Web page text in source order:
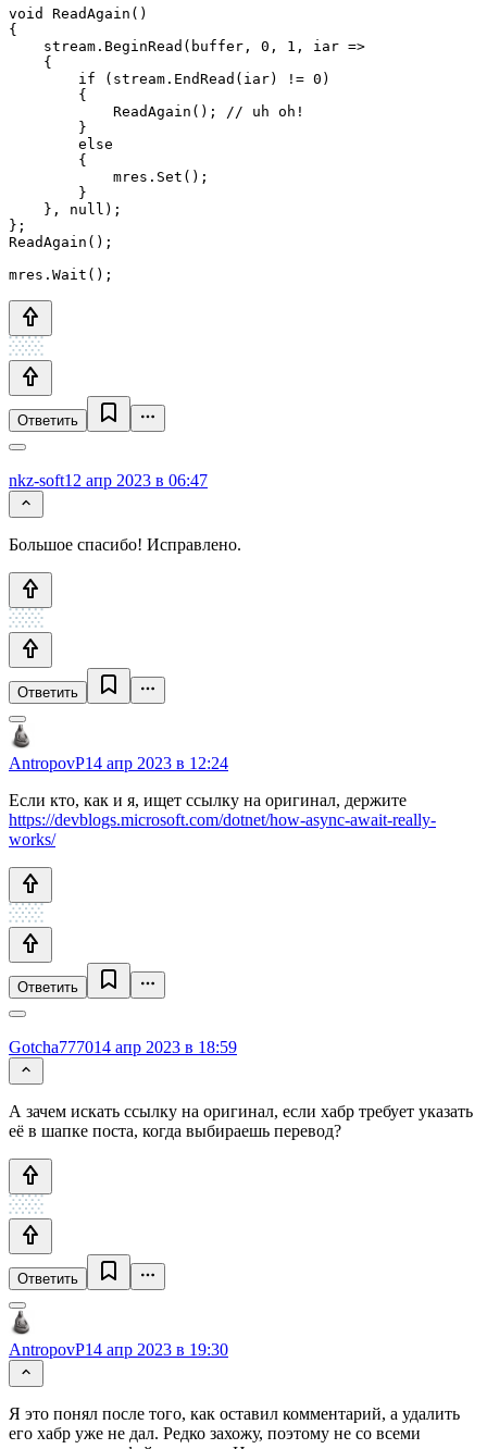
void ReadAgain()
{
    stream.BeginRead(buffer, 0, 1, iar =>
    {
        if (stream.EndRead(iar) != 0)
        {
            ReadAgain(); // uh oh!
        }
        else
        {
            mres.Set();
        }
    }, null);
};
ReadAgain();
mres.Wait();
Ответить
nkz-soft12 апр 2023 в 06:47
Большое спасибо! Исправлено.
Ответить
AntropovP14 апр 2023 в 12:24
Если кто, как и я, ищет ссылку на оригинал, держите
https://devblogs.microsoft.com/dotnet/how-async-await-really-
works/
Ответить
Gotcha777014 апр 2023 в 18:59
А зачем искать ссылку на оригинал, если хабр требует указать
её в шапке поста, когда выбираешь перевод?
Ответить
AntropovP14 апр 2023 в 19:30
Я это понял после того, как оставил комментарий, а удалить
его хабр уже не дал. Редко захожу, поэтому не со всеми